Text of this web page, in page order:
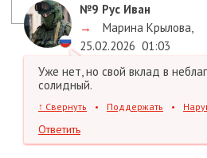
№9 Рус Иван
→
Марина Крылова
25.02.2026 01:03
Уже нет, но свой вклад в
солидный.
↑ Свернуть • Поддержать •
Ответить